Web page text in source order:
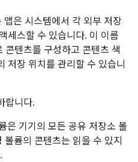
은 시스템에서 각 외부 저장
세스할 수 있습니다. 이 이름
콘텐츠를 구성하고 콘텐츠 색
저장 위치를 관리할 수 있습니
랍니다.
은 기기의 모든 공유 저장소 볼
륨의 콘텐츠는 읽을 수 있지